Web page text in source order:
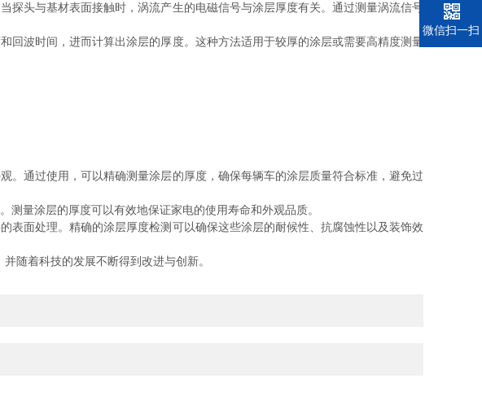
头与基材表面接触时，涡流产生的电磁信号与涂层厚度有关。通过测量涡流信号
波时间，进而计算出涂层的厚度。这种方法适用于较厚的涂层或需要高精度测量
通过使用，可以精确测量涂层的厚度，确保每辆车的涂层质量符合标准，避免过
量涂层的厚度可以有效地保证家电的使用寿命和外观品质。
面处理。精确的涂层厚度检测可以确保这些涂层的耐候性、抗腐蚀性以及装饰效
随着科技的发展不断得到改进与创新。
微信扫一扫